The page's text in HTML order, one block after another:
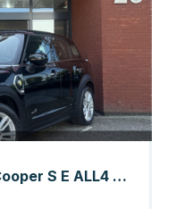
MINI Countryman 1.5 Cooper S E ALL4 // FULL LED // VOL LEDER // NAVI // CAMERA // PDC // CLIMA // STOELVERWARMING //